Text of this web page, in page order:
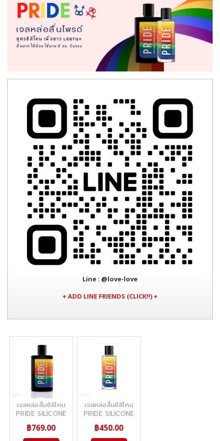
Line : @love-love
+ ADD LINE FRIENDS (CLICK!!) +
เจลหล่อลื่นซิลิโคน
PRIDE SILICONE
GEL 200 ML.
฿769.00
เจลหล่อลื่นซิลิโคน
PRIDE SILICONE
GEL 100 ML.
฿450.00